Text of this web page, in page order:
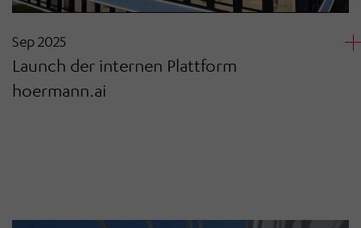
Sep 2025
Launch der internen Plattform
hoermann.ai